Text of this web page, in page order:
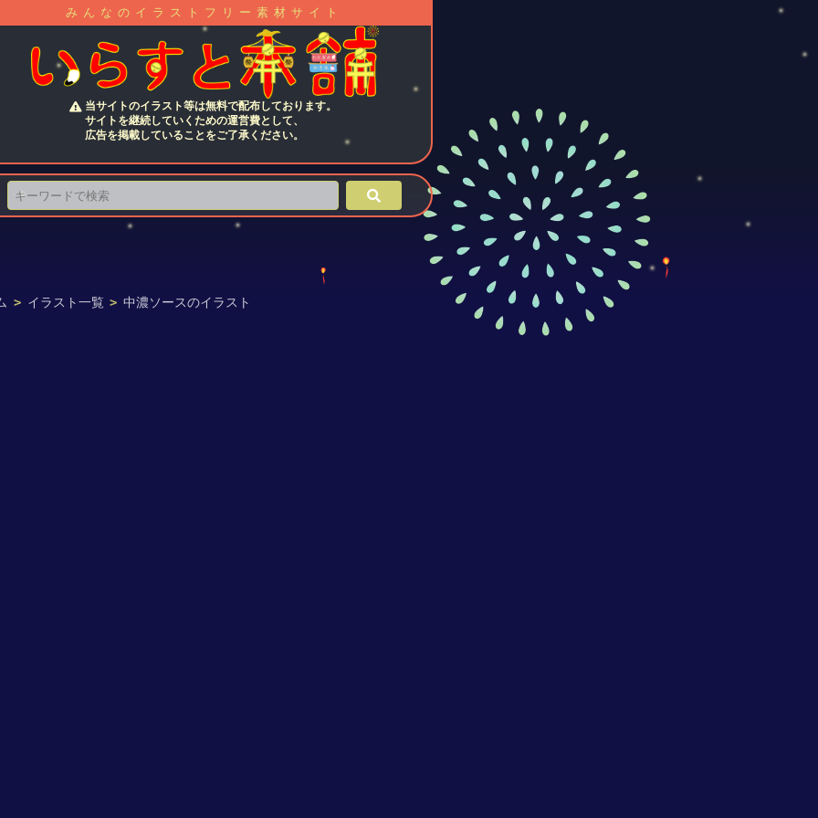
みんなのイラストフリー素材サイト
当サイトのイラスト等は無料で配布しております。
サイトを継続していくための運営費として、
広告を掲載していることをご了承ください。
> イラスト一覧 > 中濃ソースのイラスト